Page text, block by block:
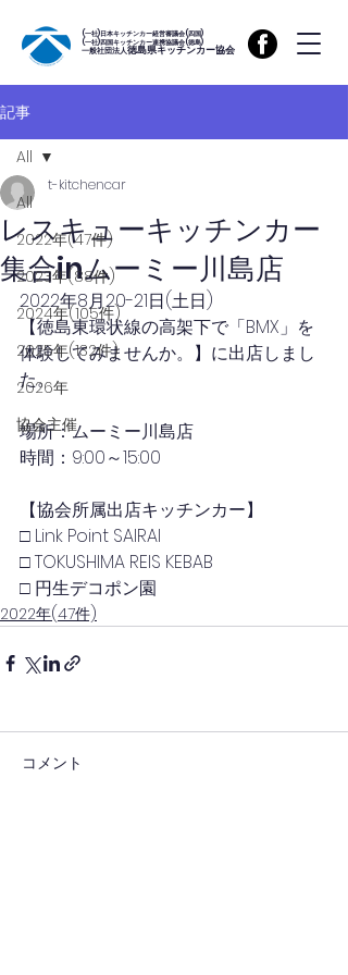
(一社)日本キッチンカー経営審議会(四国)
(一社)四国キッチンカー連携協議会(徳島)
一般社団法人徳島県キッチンカー協会
記事
All
2022年(47件)
2023年(88件)
2024年(105件)
2025年(132件)
2026年
協会主催
All
レスキューキッチンカー
集合inムーミー川島店
t-kitchencar
2022年8月20-21日(土日)
【徳島東環状線の高架下で「BMX」を
体験してみませんか。】に出店しまし
た。
場所：ムーミー川島店
時間：9:00～15:00
【協会所属出店キッチンカー】
□ Link Point SAIRAI
□ TOKUSHIMA REIS KEBAB
□ 円生デコポン園
2022年(47件)
コメント